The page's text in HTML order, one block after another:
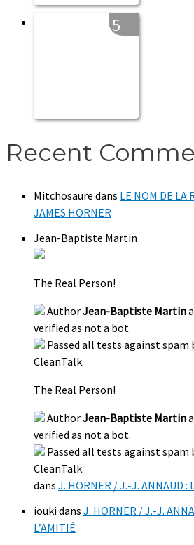
5
Recent
Mitchosaure dans LE NOM DE LA
JAMES HORNER
Jean-Baptiste Martin
The Real Person!
AuthorJean-Baptiste Martin
verified as not a bot.
Passed all tests against spam
CleanTalk.
The Real Person!
AuthorJean-Baptiste Martin
verified as not a bot.
Passed all tests against spam
CleanTalk.
dans J. HORNER / J.-J. ANNAUD :
ioukidans J. HORNER / J.-J.
L’AMITIÉ